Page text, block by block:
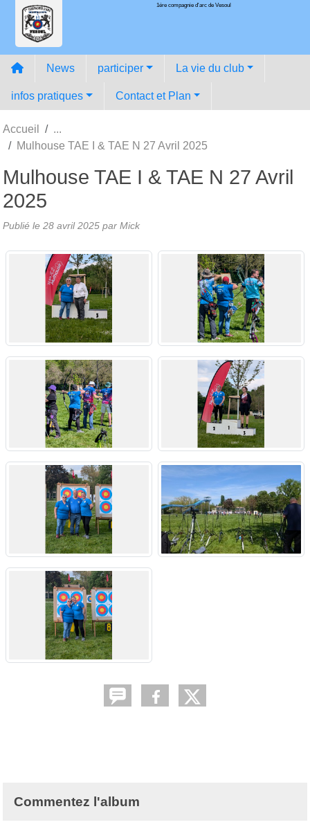
1ére compagnie d'arc de Vesoul
News participer La vie du club
infos pratiques Contact et Plan
Accueil
Mulhouse TAE I & TAE N 27 Avril 2025
Mulhouse TAE I & TAE N 27 Avril
2025
Publié le 28 avril 2025 par Mick
Commentez l'album
Panneau de gestion des cookies